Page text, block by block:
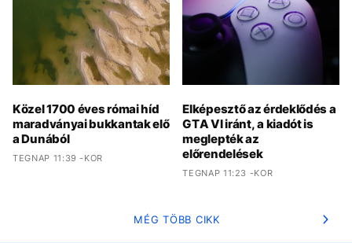
Közel 1700 éves római híd
maradványai bukkantak elő
a Dunából
TEGNAP 11:39 -KOR
Elképesztő az érdeklődés a
GTA VI iránt, a kiadót is
meglepték az
előrendelések
TEGNAP 11:23 -KOR
MÉG TÖBB CIKK